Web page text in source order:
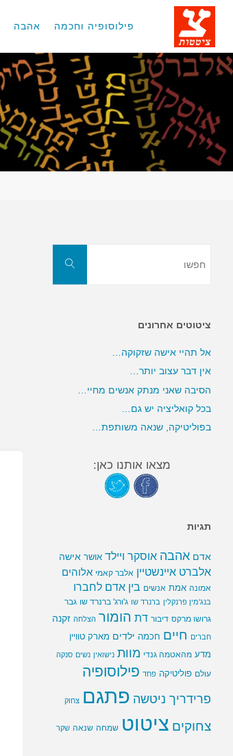
דלגו
פילוסופיה וחכמה אהבה
חפשו
ציטוטים אחרונים
אל תהיי אישה שזקוקה…
אין דבר עצוב יותר…
הסיבה שאני מנתק אנשים מחיי…
בכל קואליציה יש גם…
בפוליטיקה, שנאה משותפת…
מצאו אותנו כאן:
תגיות
אדם אהבה אוסקר ויילד אושר אישה
אלברט איינשטיין אלבר קאמי אלוהים
אמונה אמת אנשים בין אדם לחברו
בנג'מין פרנקלין ברנרד שו ג'ורג' ברנרד שו גבר
גרושו מרקס דיבור דת הומור הצלחה זקנה
חברים חיים חכמה ילדים מארק טוויין
מדע מהאטמה גנדי מוות נישואין נשים סנקה
עולם פוליטיקה פחד פילוסופיה
פרידריך ניטשה פתגם צחוק
צחוקים ציטוט שמחה שנאה שקר